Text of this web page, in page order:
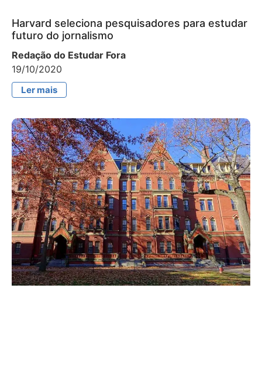
Harvard seleciona pesquisadores para estudar
futuro do jornalismo
Redação do Estudar Fora
19/10/2020
Ler mais